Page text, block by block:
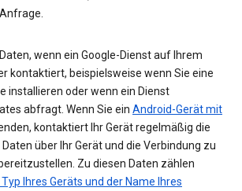
wenn ein Google-Dienst auf Ihrem
kontaktiert, beispielsweise wenn Sie eine
installieren oder wenn ein Dienst
abfragt. Wenn Sie ein Android-Gerät mit
kontaktiert Ihr Gerät regelmäßig die
über Ihr Gerät und die Verbindung zu
Zu diesen Daten zählen
Ihres Geräts und der Name Ihres